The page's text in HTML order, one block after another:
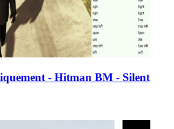
- Hitman BM - Silent